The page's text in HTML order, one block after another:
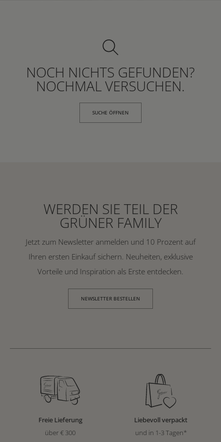
NOCH NICHTS GEFUNDEN?
NOCHMAL VERSUCHEN.
SUCHE ÖFFNEN
WERDEN SIE TEIL DER
GRÜNER FAMILY
Jetzt zum Newsletter anmelden und 10 Prozent auf
Ihren ersten Einkauf sichern. Neuheiten, exklusive
Vorteile und Inspiration als Erste entdecken.
NEWSLETTER BESTELLEN
Freie Lieferung
über € 300
Liebevoll verpackt
und in 1-3 Tagen*